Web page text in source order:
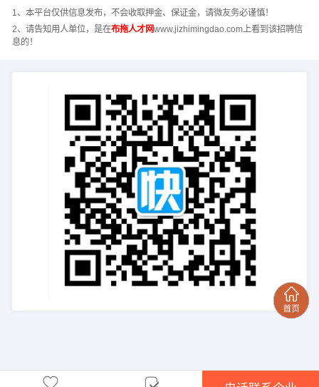
1、本平台仅供信息发布，不会收取押金、保证金，请微友务必谨慎！
2、请告知用人单位，是在布拖人才网www.jizhimingdao.com上看到该招聘信
息的！